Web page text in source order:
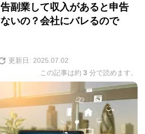
副業して収入があると申告
いの？会社にバレるので
更新日: 2025.07.02
この記事は約 3 分で読めます。